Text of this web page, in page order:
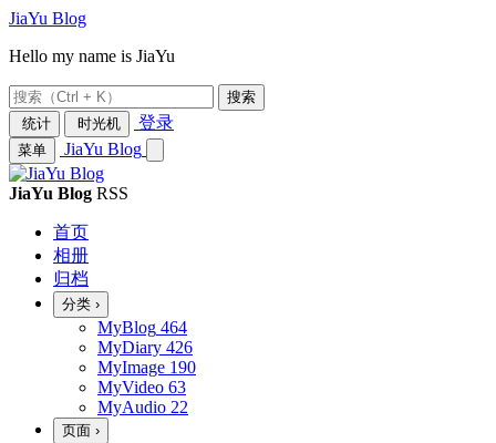
JiaYu Blog
Hello my name is JiaYu
搜索
统计
时光机 登录
菜单 JiaYu Blog
JiaYu Blog RSS
首页
相册
归档
分类 ›
MyBlog 464
MyDiary 426
MyImage 190
MyVideo 63
MyAudio 22
页面 ›